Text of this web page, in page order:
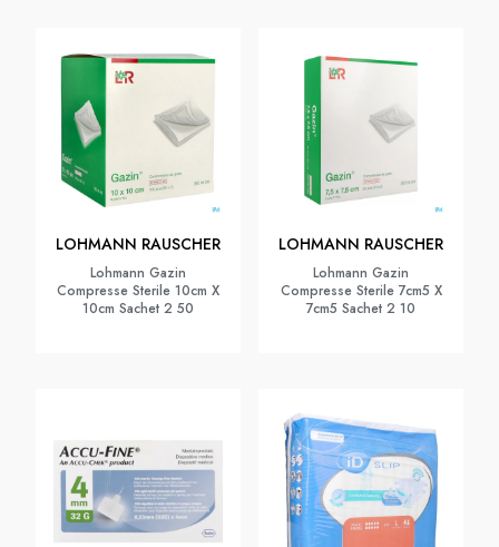
LOHMANN RAUSCHER
Lohmann Gazin
Compresse Sterile 10cm X
10cm Sachet 2 50
LOHMANN RAUSCHER
Lohmann Gazin
Compresse Sterile 7cm5 X
7cm5 Sachet 2 10